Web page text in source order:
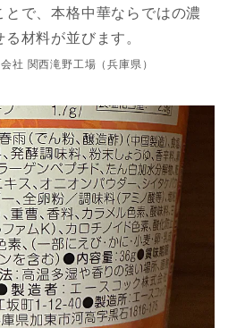
で、本格中華ならではの濃
材料が並びます。
社 関西滝野工場（兵庫県）